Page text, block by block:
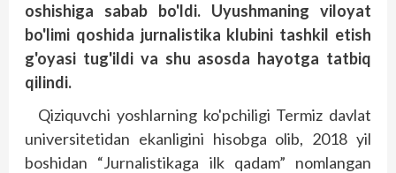
oshishiga sabab bo'ldi. Uyushmaning viloyat
bo'limi qoshida jurnalistika klubini tashkil etish
g'oyasi tug'ildi va shu asosda hayotga tatbiq
qilindi.
Qiziquvchi yoshlarning ko'pchiligi Termiz davlat
universitetidan ekanligini hisobga olib, 2018 yil
boshidan “Jurnalistikaga ilk qadam” nomlangan